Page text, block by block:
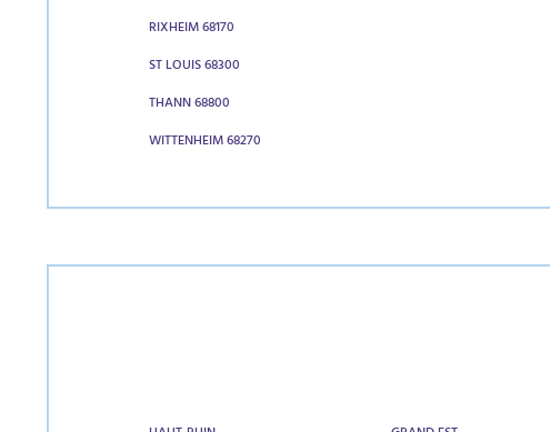
RIXHEIM 68170
ST LOUIS 68300
THANN 68800
WITTENHEIM 68270